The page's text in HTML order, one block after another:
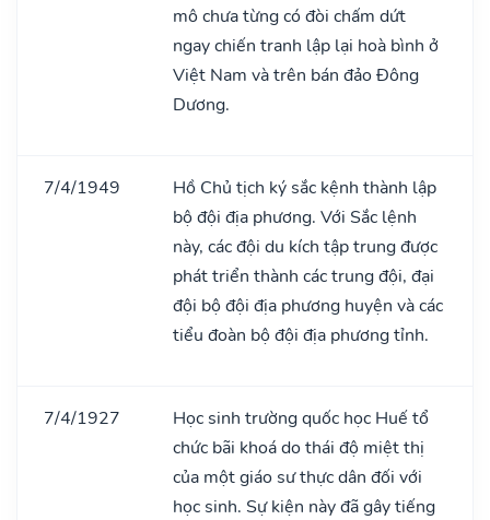
mô chưa từng có đòi chấm dứt
ngay chiến tranh lập lại hoà bình ở
Việt Nam và trên bán đảo Đông
Dương.
7/4/1949
Hồ Chủ tịch ký sắc kệnh thành lập
bộ đội địa phương. Với Sắc lệnh
này, các đội du kích tập trung được
phát triển thành các trung đội, đại
đội bộ đội địa phương huyện và các
tiểu đoàn bộ đội địa phương tỉnh.
7/4/1927
Học sinh trường quốc học Huế tổ
chức bãi khoá do thái độ miệt thị
của một giáo sư thực dân đối với
học sinh. Sự kiện này đã gây tiếng